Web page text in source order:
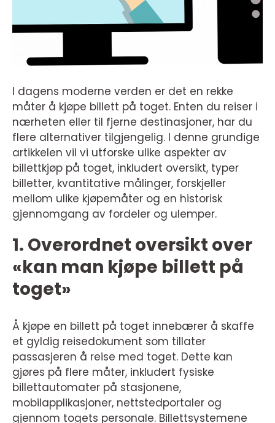
I dagens moderne verden er det en rekke
måter å kjøpe billett på toget. Enten du reiser i
nærheten eller til fjerne destinasjoner, har du
flere alternativer tilgjengelig. I denne grundige
artikkelen vil vi utforske ulike aspekter av
billettkjøp på toget, inkludert oversikt, typer
billetter, kvantitative målinger, forskjeller
mellom ulike kjøpemåter og en historisk
gjennomgang av fordeler og ulemper.
1. Overordnet oversikt over
«kan man kjøpe billett på
toget»
Å kjøpe en billett på toget innebærer å skaffe
et gyldig reisedokument som tillater
passasjeren å reise med toget. Dette kan
gjøres på flere måter, inkludert fysiske
billettautomater på stasjonene,
mobilapplikasjoner, nettstedportaler og
gjennom togets personale. Billettsystemene